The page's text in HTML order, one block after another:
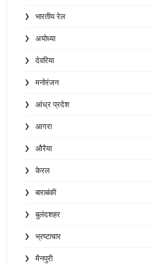
भारतीय रेल
अयोध्या
देवरिया
मनोरंजन
आंध्र प्रदेश
आगरा
औरैया
केरल
बाराबंकी
बुलंदशहर
भ्रष्टाचार
मैनपुरी